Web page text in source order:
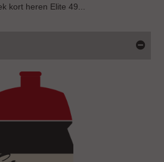
kort heren Elite 49...